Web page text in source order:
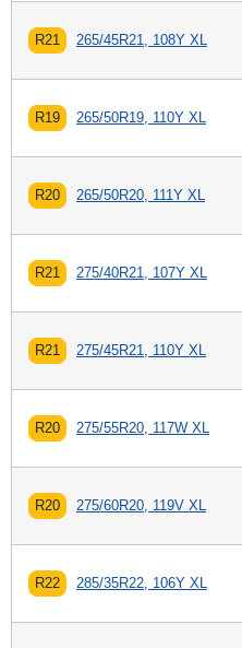
R21 265/45R21, 108Y XL
R19 265/50R19, 110Y XL
R20 265/50R20, 111Y XL
R21 275/40R21, 107Y XL
R21 275/45R21, 110Y XL
R20 275/55R20, 117W XL
R20 275/60R20, 119V XL
R22 285/35R22, 106Y XL